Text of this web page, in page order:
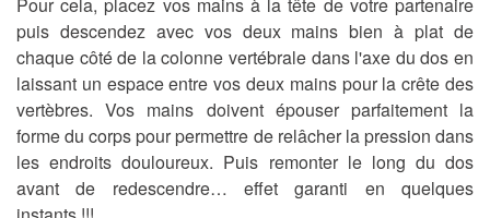
Pour cela, placez vos mains à la tête de votre partenaire
puis descendez avec vos deux mains bien à plat de
chaque côté de la colonne vertébrale dans l'axe du dos en
laissant un espace entre vos deux mains pour la crête des
vertèbres. Vos mains doivent épouser parfaitement la
forme du corps pour permettre de relâcher la pression dans
les endroits douloureux. Puis remonter le long du dos
avant de redescendre… effet garanti en quelques